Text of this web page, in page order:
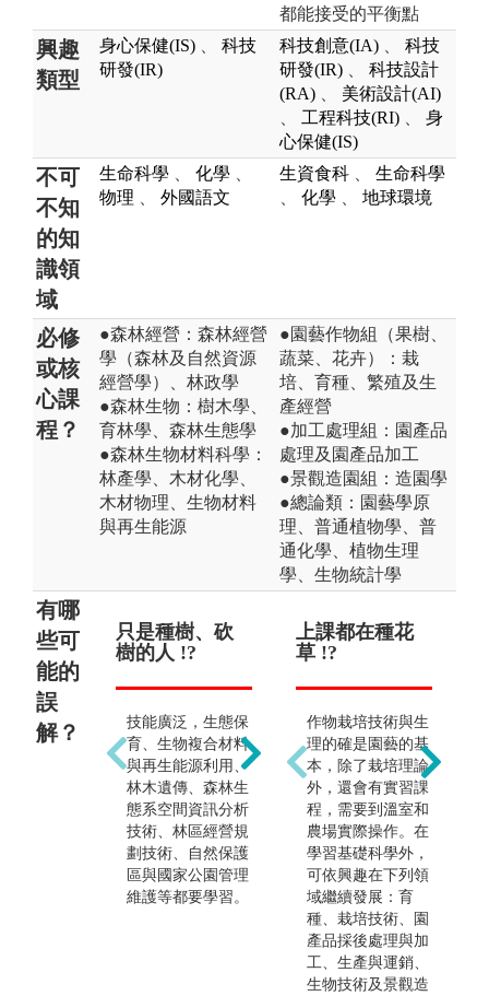
都能接受的平衡點
興趣
類型
身心保健(IS)
科技
研發(IR)
科技創意(IA)
科技
研發(IR)
科技設計
(RA)
美術設計(AI)
工程科技(RI)
身
心保健(IS)
不可
不知
的知
識領
域
生命科學 化學
物理
外國語文
生資食科
生命科學
化學 地球環境
必修
或核
心課
程？
●森林經營：森林經營
學（森林及自然資源
經營學）、林政學
●森林生物：樹木學、
育林學、森林生態學
●森林生物材料科學：
林產學、木材化學、
木材物理、生物材料
與再生能源
●園藝作物組（果樹、
蔬菜、花卉）：栽
培、育種、繁殖及生
產經營
●加工處理組：園產品
處理及園產品加工
●景觀造園組：造園學
●總論類：園藝學原
理、普通植物學、普
通化學、植物生理
學、生物統計學
有哪
些可
能的
誤
解？
只是種樹、砍
樹的人 !?
技能廣泛，生態保
育、生物複合材料
與再生能源利用、
林木遺傳、森林生
態系空間資訊分析
技術、林區經營規
劃技術、自然保護
區與國家公園管理
維護等都要學習。
只能成為巡山
員 !?
森林副產物（非木
質森林產物）的利
用與開發、生態能
源、森林資源調
查、森林經營、生
態調查與評估、環
境管理或環境影響
評估等，除了有關
木（竹）材產業，
亦可從事生態或環
境工程科技領域相
關產業。
上課都在種花
草 !?
作物栽培技術與生
理的確是園藝的基
本，除了栽培理論
外，還會有實習課
程，需要到溫室和
農場實際操作。在
學習基礎科學外，
可依興趣在下列領
域繼續發展：育
種、栽培技術、園
產品採後處理與加
工、生產與運銷、
生物技術及景觀造